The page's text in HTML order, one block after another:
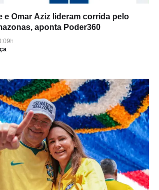
e Omar Aziz lideram corrida pelo
aponta Poder360